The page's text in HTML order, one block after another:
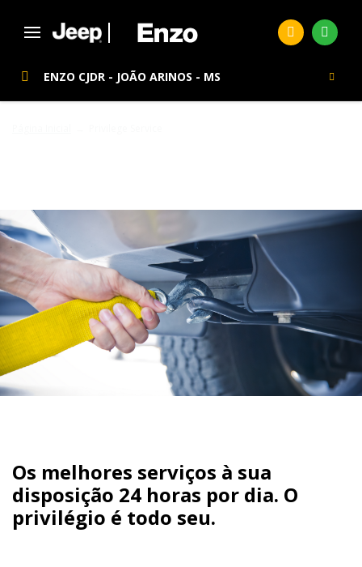
ENZO CJDR - JOÃO ARINOS - MS
Os melhores serviços à sua
disposição 24 horas por dia. O
privilégio é todo seu.